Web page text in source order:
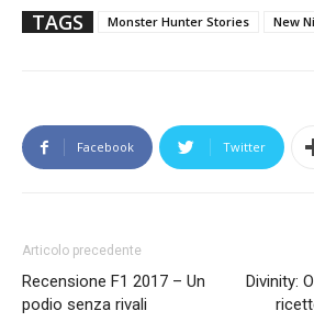
TAGS Monster Hunter Stories New
Facebook Twitter
Articolo precedente
Recensione F1 2017 – Un
podio senza rivali
Divinity: